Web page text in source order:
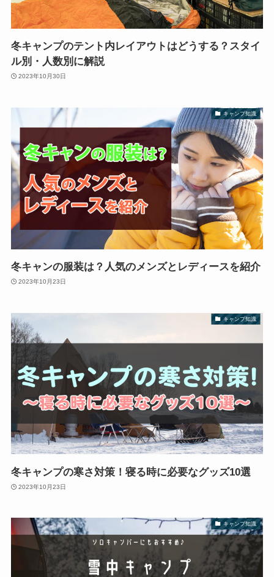
冬キャンプのテント内レイアウトはどうする？スタイ
ル別・人数別に解説
2023年10月30日
キャンプ知識
冬キャンの服装は？人気のメンズとレディースを紹介
2023年10月23日
キャンプ知識
冬キャンプの寒さ対策！寝る時に必要なグッズ10選
2023年10月23日
キャンプ知識